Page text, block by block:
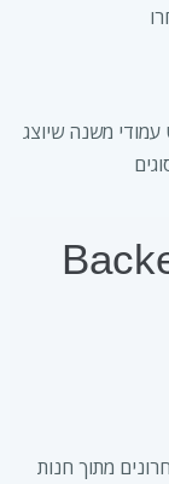
עמודי משנה שיוצג
מתוך חנות